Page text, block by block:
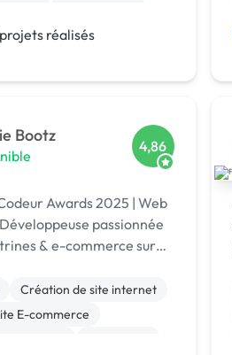
Site clé en main
réalisés
Bootz
4,86
Awards 2025 | Web
passionnée
& e-commerce sur
Votre projet | Spécialisé IA
Création de site internet
E-commerce